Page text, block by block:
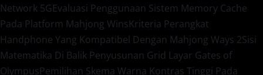
Network 5GEvaluasi Penggunaan Sistem Memory Cache
Pada Platform Mahjong WinsKriteria Perangkat
Handphone Yang Kompatibel Dengan Mahjong Ways 2Sisi
Matematika Di Balik Penyusunan Grid Layar Gates of
OlympusPemilihan Skema Warna Kontras Tinggi Pada